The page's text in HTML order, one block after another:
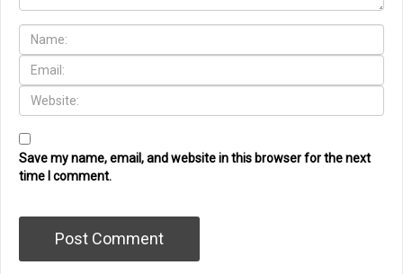
Save my name, email, and website in this browser for the next
time I comment.